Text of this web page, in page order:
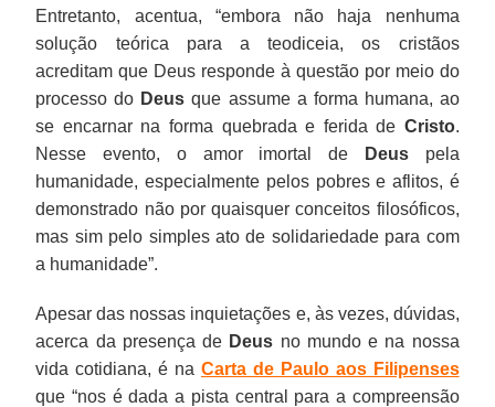
Entretanto, acentua, “embora não haja nenhuma
solução teórica para a teodiceia, os cristãos
acreditam que Deus responde à questão por meio do
processo do Deus que assume a forma humana, ao
se encarnar na forma quebrada e ferida de Cristo.
Nesse evento, o amor imortal de
Deuspela
humanidade, especialmente pelos pobres e aflitos, é
demonstrado não por quaisquer conceitos filosóficos,
mas sim pelo simples ato de solidariedade para com
a humanidade”.
Apesar das nossas inquietações e, às vezes, dúvidas,
acerca da presença de Deus no mundo e na nossa
vida cotidiana, é na Carta de Paulo aos Filipenses
que “nos é dada a pista central para a compreensão